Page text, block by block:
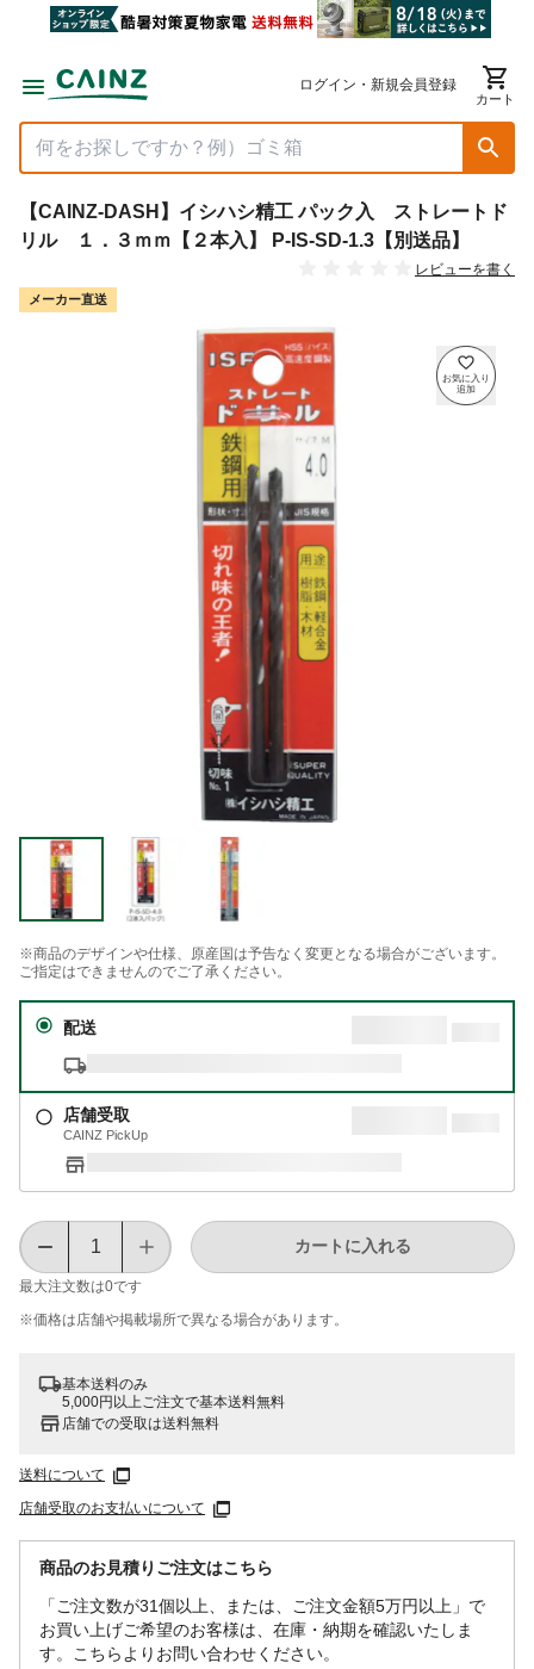
ログイン・新規会員登録
カート
【CAINZ-DASH】イシハシ精工 パック入 ストレートド
リル １．３ｍｍ【２本入】 P-IS-SD-1.3【別送品】
レビューを書く
メーカー直送
※商品のデザインや仕様、原産国は予告なく変更となる場合がございます。
ご指定はできませんのでご了承ください。
配送
店舗受取
CAINZ PickUp
最大注文数は0です
カートに入れる
※価格は​店舗や​掲載場所で​異なる​場合が​あります。
基本送料のみ
5,000円以上ご注文で基本送料無料
店舗での受取は送料無料
送料について
店舗受取のお支払いについて
商品のお見積りご注文はこちら
「ご注文数が31個以上、または、ご注文金額5万円以上」で
お買い上げご希望のお客様は、在庫・納期を確認いたしま
す。こちらよりお問い合わせください。